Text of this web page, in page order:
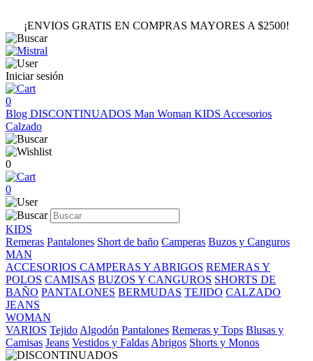
¡ENVIOS GRATIS EN COMPRAS MAYORES A $2500!
Iniciar sesión
0
Blog DISCONTINUADOS Man Woman KIDS Accesorios
Calzado
0
0
KIDS
Remeras Pantalones Short de baño Camperas Buzos y Canguros
MAN
ACCESORIOS CAMPERAS Y ABRIGOS REMERAS Y
POLOS CAMISAS BUZOS Y CANGUROS SHORTS DE
BAÑO PANTALONES BERMUDAS TEJIDO CALZADO
JEANS
WOMAN
VARIOS Tejido Algodón Pantalones Remeras y Tops Blusas y
Camisas Jeans Vestidos y Faldas Abrigos Shorts y Monos